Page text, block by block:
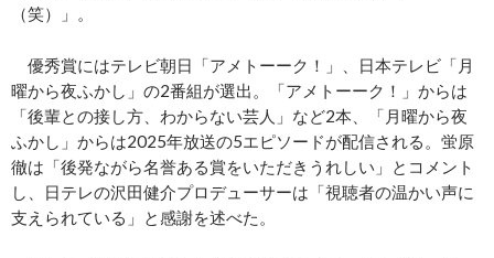
（笑）」。
優秀賞にはテレビ朝日「アメトーーク！」、日本テレビ「月
曜から夜ふかし」の2番組が選出。「アメトーーク！」からは
「後輩との接し方、わからない芸人」など2本、「月曜から夜
ふかし」からは2025年放送の5エピソードが配信される。蛍原
徹は「後発ながら名誉ある賞をいただきうれしい」とコメント
し、日テレの沢田健介プロデューサーは「視聴者の温かい声に
支えられている」と感謝を述べた。